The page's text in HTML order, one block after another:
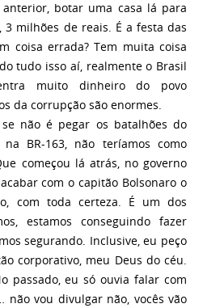
botar uma casa lá para
milhões de reais. É a festa das
coisa errada? Tem muita coisa
tudo isso aí, realmente o Brasil
muito dinheiro do povo
da corrupção são enormes.
não é pegar os batalhões do
na BR-163, não teríamos como
começou lá atrás, no governo
com o capitão Bolsonaro o
com toda certeza. É um dos
estamos conseguindo fazer
segurando. Inclusive, eu peço
corporativo, meu Deus do céu.
passado, eu só ouvia falar com
não vou divulgar não, vocês vão